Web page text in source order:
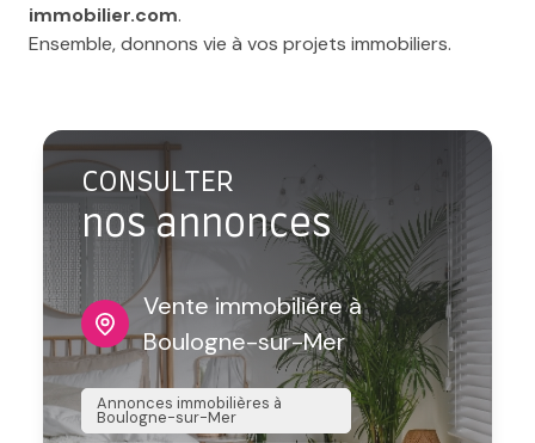
immobilier.com.
Ensemble, donnons vie à vos projets immobiliers.
CONSULTER
nos annonces
Vente immobiliére à
Boulogne-sur-Mer
Annonces immobilières à
Boulogne-sur-Mer